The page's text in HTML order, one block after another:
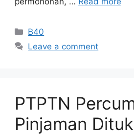
Categories
B40
Leave a comment
PTPTN
Pinjaman